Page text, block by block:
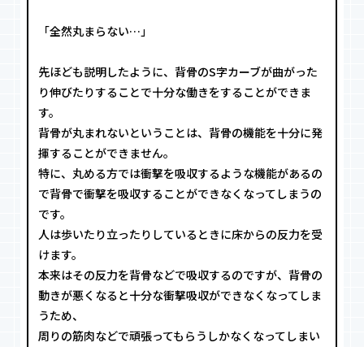
「全然丸まらない…」
先ほども説明したように、背骨のS字カーブが曲がった
り伸びたりすることで十分な働きをすることができま
す。
背骨が丸まれないということは、背骨の機能を十分に発
揮することができません。
特に、丸める方では衝撃を吸収するような機能があるの
で背骨で衝撃を吸収することができなくなってしまうの
です。
人は歩いたり立ったりしているときに床からの反力を受
けます。
本来はその反力を背骨などで吸収するのですが、背骨の
動きが悪くなると十分な衝撃吸収ができなくなってしま
うため、
周りの筋肉などで頑張ってもらうしかなくなってしまい